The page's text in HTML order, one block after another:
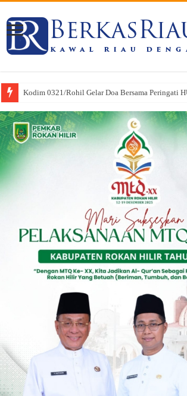
Kodim 0321/Rohil Gelar Doa Bersama Peringati